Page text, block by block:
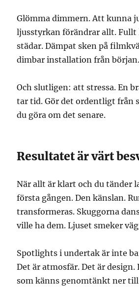
Glömma dimmern. Att kunna
ljusstyrkan förändrar allt. Fullt
städar. Dämpat sken på
dimbar installation från början.
Och slutligen: att stressa. En
tar tid. Gör det ordentligt från
du göra om det senare.
Resultatet är värt
När allt är klart och du tänder
första gången. Den känslan.
transformeras. Skuggorna
ville ha dem. Ljuset smeker
Spotlights i undertak är inte
Det är atmosfär. Det är design.
som känns genomtänkt ner